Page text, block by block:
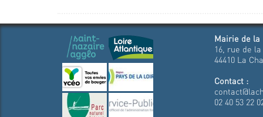
Mairie de la
16, rue de
44410 La
Contact :
02 40 53 22